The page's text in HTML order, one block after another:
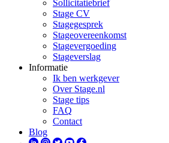
Sollicitatiebrief
Stage CV
Stagegesprek
Stageovereenkomst
Stagevergoeding
Stageverslag
Informatie
Ik ben werkgever
Over Stage.nl
Stage tips
FAQ
Contact
Blog